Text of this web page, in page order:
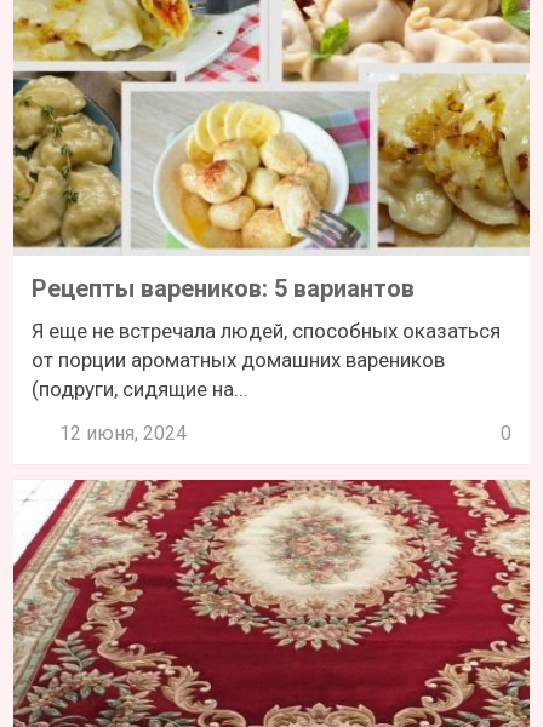
Рецепты вареников: 5 вариантов
Я еще не встречала людей, способных оказаться
от порции ароматных домашних вареников
(подруги, сидящие на...
12 июня, 2024 0